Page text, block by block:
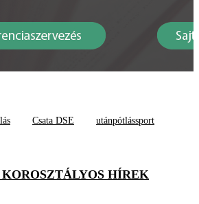
Csata DSE utánpótlássport
HÍREK